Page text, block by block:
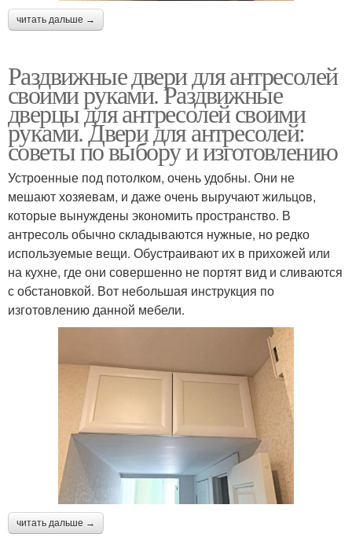
читать дальше →
Раздвижные двери для антресолей
своими руками. Раздвижные
дверцы для антресолей своими
руками. Двери для антресолей:
советы по выбору и изготовлению
Устроенные под потолком, очень удобны. Они не
мешают хозяевам, и даже очень выручают жильцов,
которые вынуждены экономить пространство. В
антресоль обычно складываются нужные, но редко
используемые вещи. Обустраивают их в прихожей или
на кухне, где они совершенно не портят вид и сливаются
с обстановкой. Вот небольшая инструкция по
изготовлению данной мебели.
читать дальше →